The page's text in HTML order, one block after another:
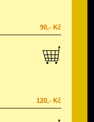
90,- Kč
120,- Kč